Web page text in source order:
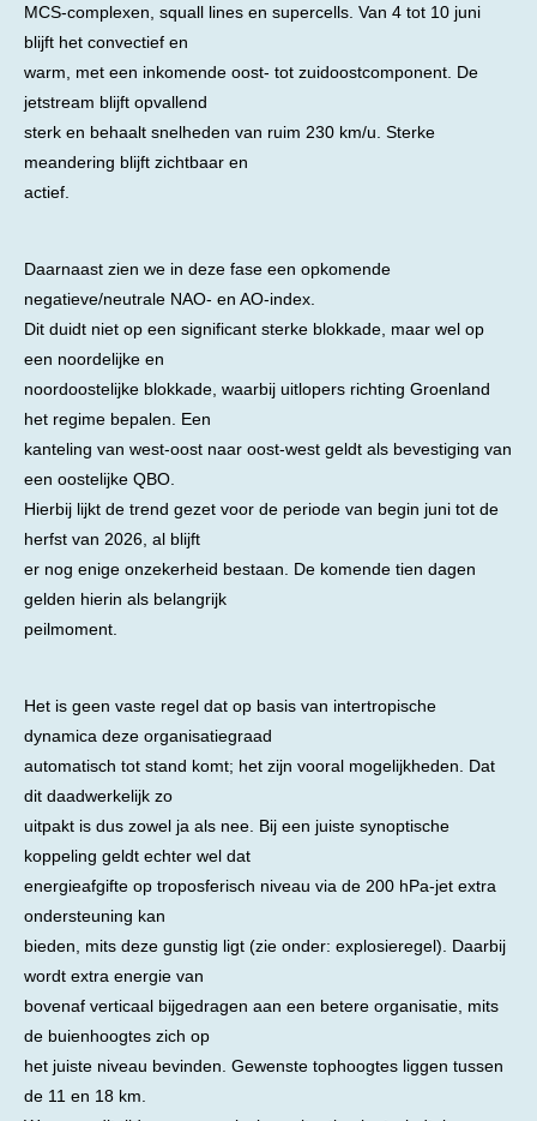
MCS-complexen, squall lines en supercells. Van 4 tot 10 juni
blijft het convectief en
warm, met een inkomende oost- tot zuidoostcomponent. De
jetstream blijft opvallend
sterk en behaalt snelheden van ruim 230 km/u. Sterke
meandering blijft zichtbaar en
actief.
Daarnaast zien we in deze fase een opkomende
negatieve/neutrale NAO- en AO-index.
Dit duidt niet op een significant sterke blokkade, maar wel op
een noordelijke en
noordoostelijke blokkade, waarbij uitlopers richting Groenland
het regime bepalen. Een
kanteling van west-oost naar oost-west geldt als bevestiging van
een oostelijke QBO.
Hierbij lijkt de trend gezet voor de periode van begin juni tot de
herfst van 2026, al blijft
er nog enige onzekerheid bestaan. De komende tien dagen
gelden hierin als belangrijk
peilmoment.
Het is geen vaste regel dat op basis van intertropische
dynamica deze organisatiegraad
automatisch tot stand komt; het zijn vooral mogelijkheden. Dat
dit daadwerkelijk zo
uitpakt is dus zowel ja als nee. Bij een juiste synoptische
koppeling geldt echter wel dat
energieafgifte op troposferisch niveau via de 200 hPa-jet extra
ondersteuning kan
bieden, mits deze gunstig ligt (zie onder: explosieregel). Daarbij
wordt extra energie van
bovenaf verticaal bijgedragen aan een betere organisatie, mits
de buienhoogtes zich op
het juiste niveau bevinden. Gewenste tophoogtes liggen tussen
de 11 en 18 km.